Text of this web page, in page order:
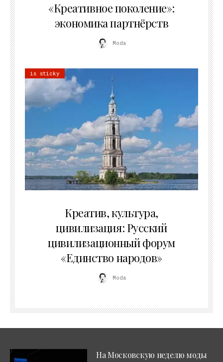
«Креативное поколение»:
экономика партнёрств
Moda
is sticky
Креатив, культура,
цивилизация: Русский
цивилизационный форум
«Единство народов»
Moda
На Московскую неделю моды